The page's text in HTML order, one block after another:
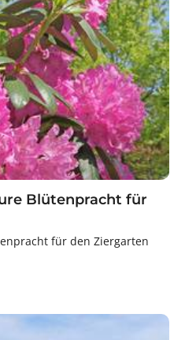
Blütenpracht für
für den Ziergarten